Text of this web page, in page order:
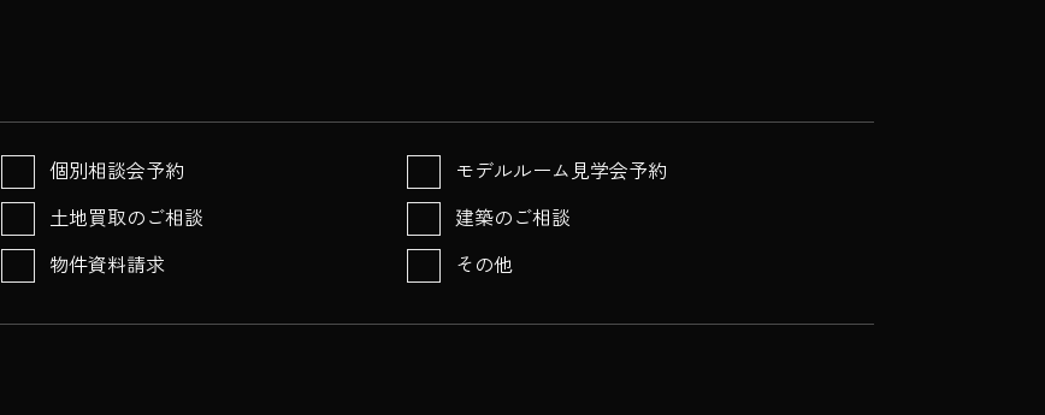
個別相談会予約
モデルルーム見学会予約
土地買取のご相談
建築のご相談
物件資料請求
その他